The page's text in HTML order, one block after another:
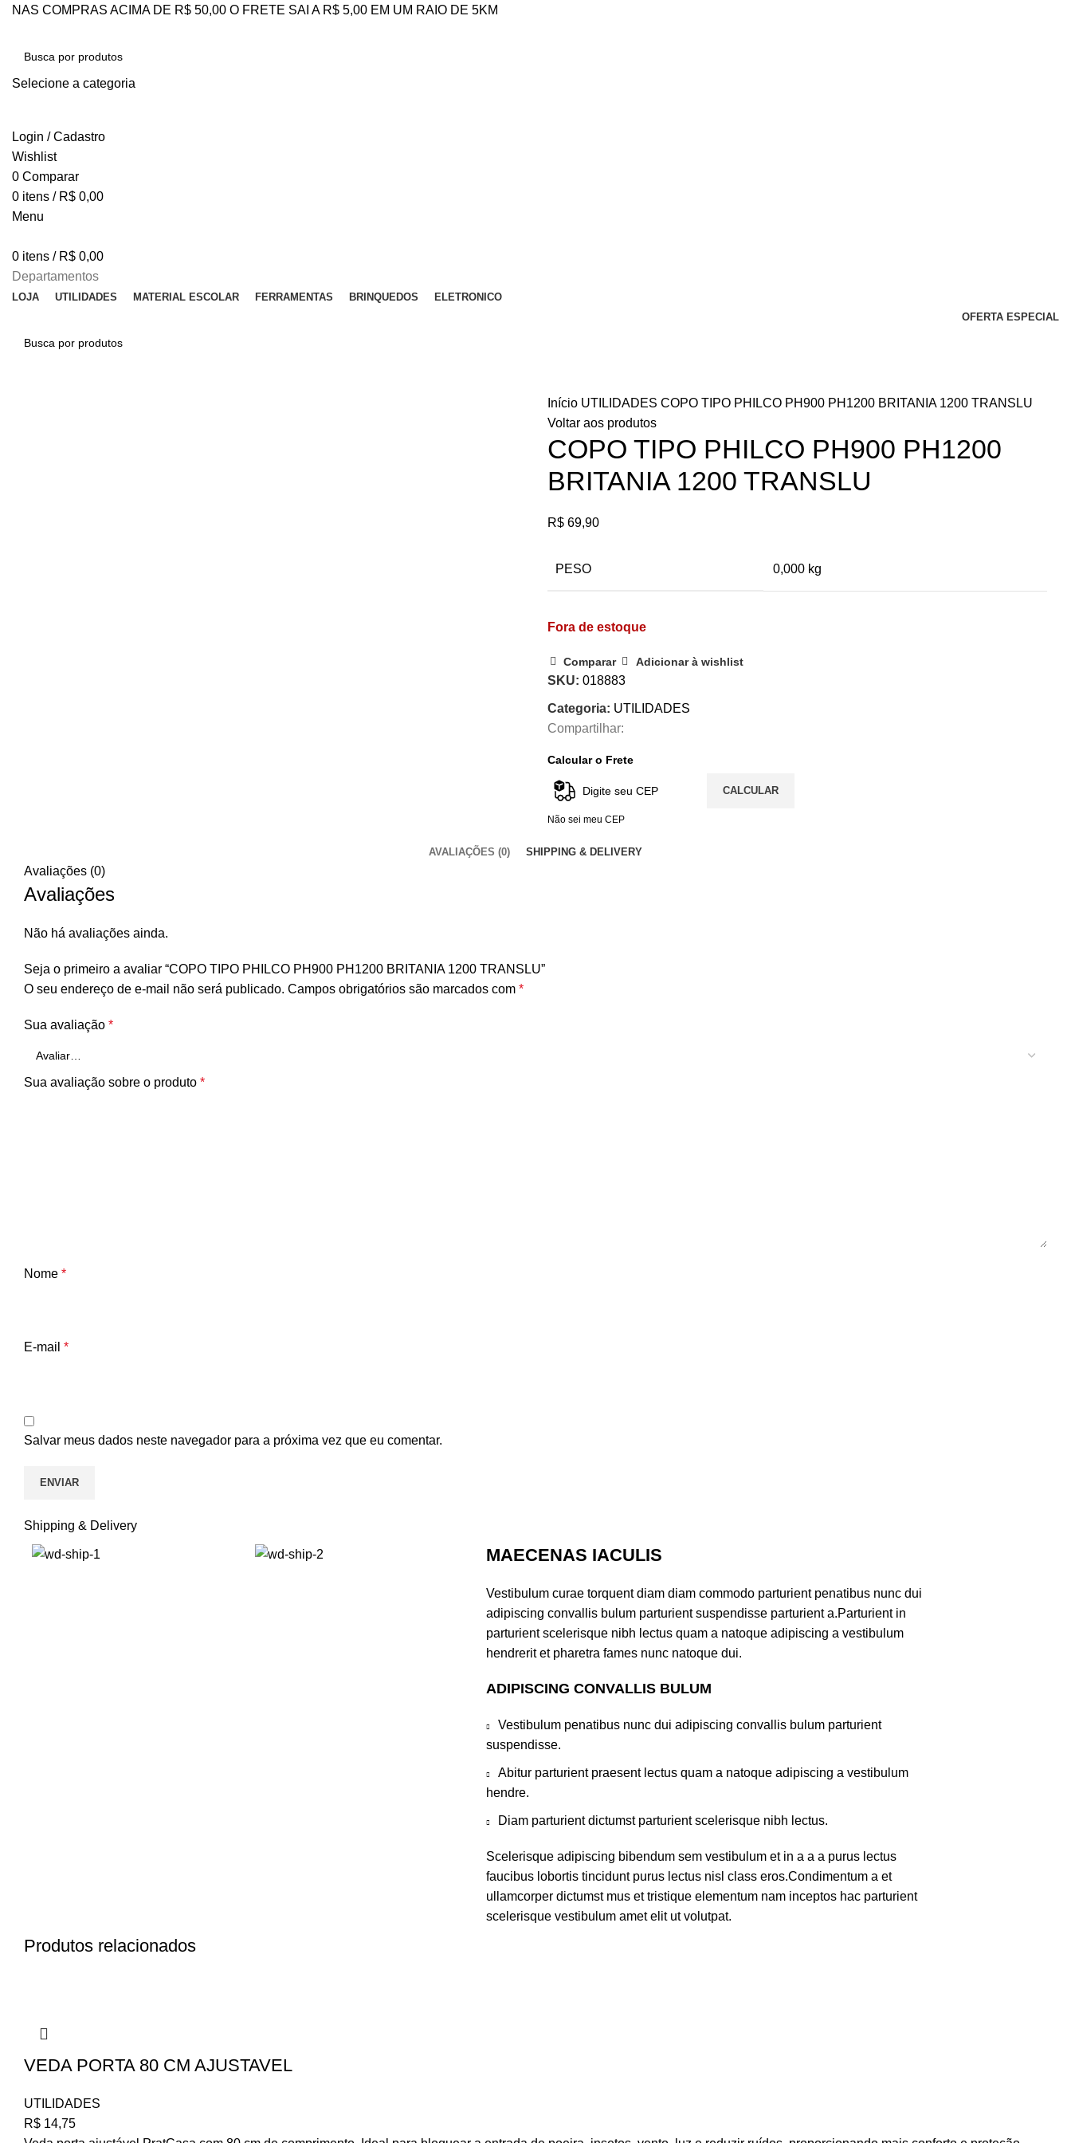
NAS COMPRAS ACIMA DE R$ 50,00 O FRETE SAI A R$ 5,00 EM UM RAIO DE 5KM
Selecione a categoria
Login / Cadastro
Wishlist
0 Comparar
0 itens / R$ 0,00
Menu
0 itens / R$ 0,00
Departamentos
LOJA UTILIDADES MATERIAL ESCOLAR FERRAMENTAS BRINQUEDOS
ELETRONICO
OFERTA ESPECIAL
Início UTILIDADES COPO TIPO PHILCO PH900 PH1200 BRITANIA 1200 TRANSLU
Voltar aos produtos
COPO TIPO PHILCO PH900 PH1200
BRITANIA 1200 TRANSLU
R$ 69,90
PESO 0,000 kg
Fora de estoque
Comparar Adicionar à wishlist
SKU: 018883
Categoria: UTILIDADES
Compartilhar:
Calcular o Frete
CALCULAR
Não sei meu CEP
AVALIAÇÕES (0) SHIPPING & DELIVERY
Avaliações (0)
Avaliações
Não há avaliações ainda.
Seja o primeiro a avaliar “COPO TIPO PHILCO PH900 PH1200 BRITANIA 1200 TRANSLU”
O seu endereço de e-mail não será publicado. Campos obrigatórios são marcados com *
Sua avaliação *
Sua avaliação sobre o produto *
Nome *
E-mail *
Salvar meus dados neste navegador para a próxima vez que eu comentar.
Shipping & Delivery
MAECENAS IACULIS
Vestibulum curae torquent diam diam commodo parturient penatibus nunc dui
adipiscing convallis bulum parturient suspendisse parturient a.Parturient in
parturient scelerisque nibh lectus quam a natoque adipiscing a vestibulum
hendrerit et pharetra fames nunc natoque dui.
ADIPISCING CONVALLIS BULUM
Vestibulum penatibus nunc dui adipiscing convallis bulum parturient
suspendisse.
Abitur parturient praesent lectus quam a natoque adipiscing a vestibulum
hendre.
Diam parturient dictumst parturient scelerisque nibh lectus.
Scelerisque adipiscing bibendum sem vestibulum et in a a a purus lectus
faucibus lobortis tincidunt purus lectus nisl class eros.Condimentum a et
ullamcorper dictumst mus et tristique elementum nam inceptos hac parturient
scelerisque vestibulum amet elit ut volutpat.
Produtos relacionados
VEDA PORTA 80 CM AJUSTAVEL
UTILIDADES
R$ 14,75